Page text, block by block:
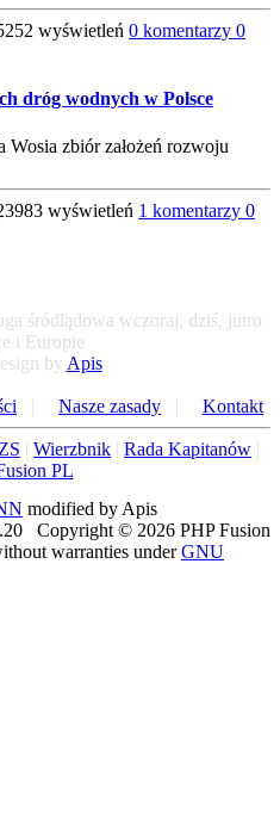
wyświetleń 0 komentarzy 0
dróg wodnych w Polsce
zbiór założeń rozwoju
wyświetleń 1 komentarzy 0
śródlądowa wczoraj, dziś, jutro
i Europie
by Apis
Nasze zasady Kontakt
Wierzbnik Rada Kapitanów
PL
modified by Apis
Copyright © 2026 PHP Fusion
warranties underGNU